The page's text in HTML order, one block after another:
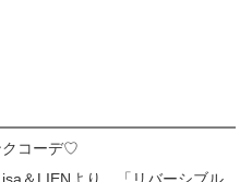
クコーデ♡